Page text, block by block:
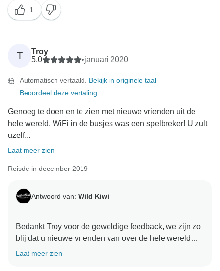
1
T
Troy
5,0
•januari 2020
Automatisch vertaald. Bekijk in originele taal
Beoordeel deze vertaling
Genoeg te doen en te zien met nieuwe vrienden uit de
hele wereld. WiFi in de busjes was een spelbreker! U zult
uzelf...
Laat meer zien
Reisde in december 2019
Antwoord van: Wild Kiwi
Bedankt Troy voor de geweldige feedback, we zijn zo
blij dat u nieuwe vrienden van over de hele wereld
gemaakt hebt. De wifi is inderdaad een grote aanwinst
Laat meer zien